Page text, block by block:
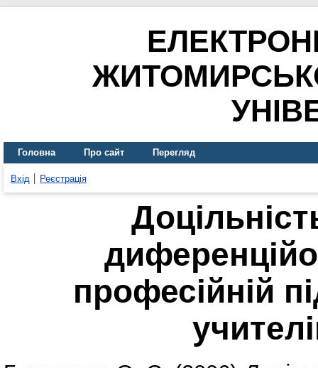
Головна Про сайт Перегляд
Вхід Реєстрація
професійній